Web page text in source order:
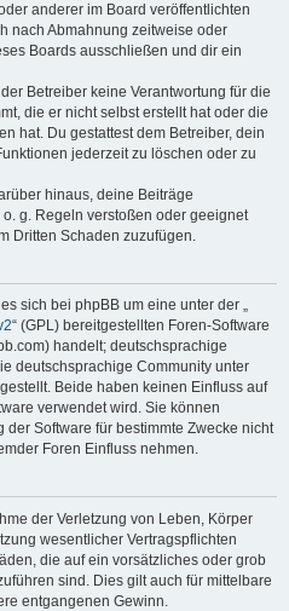
anderer im Board veröffentlichten
nach Abmahnung zeitweise oder
Boards ausschließen und dir ein
Betreiber keine Verantwortung für die
die er nicht selbst erstellt hat oder die
hat. Du gestattest dem Betreiber, dein
jederzeit zu löschen oder zu
hinaus, deine Beiträge
g. Regeln verstoßen oder geeignet
Dritten Schaden zuzufügen.
sich bei phpBB um eine unter der „
“ (GPL) bereitgestellten Foren-Software
handelt; deutschsprachige
deutschsprachige Community unter
Beide haben keinen Einfluss auf
verwendet wird. Sie können
Software für bestimmte Zwecke nicht
Foren Einfluss nehmen.
der Verletzung von Leben, Körper
wesentlicher Vertragspflichten
die auf ein vorsätzliches oder grob
sind. Dies gilt auch für mittelbare
entgangenen Gewinn.